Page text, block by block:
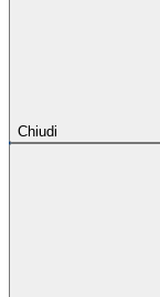
Chiudi